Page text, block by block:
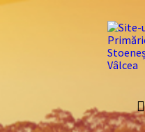
Skip
Skip
Skip
Skip